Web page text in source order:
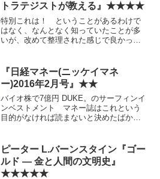
トラテジストが教える』★★★★
特別これは！ ということがあるわけで
はなく、なんとなく知っていたことが多
いが、改めて整理された感じで良かっ
『日経マネー(ニッケイマネ
ー)2016年2月号』★★
バイオ株で7億円 DUKE。のサーフィンイ
ンベストメント マネー誌はこれという
目的がなければ読まないと決めたばかり
が、認知症の特集もなかなか面白かっ
た。
ピーター L.バーンスタイン『ゴー
ルド ― 金と人間の文明史』
★★★★★